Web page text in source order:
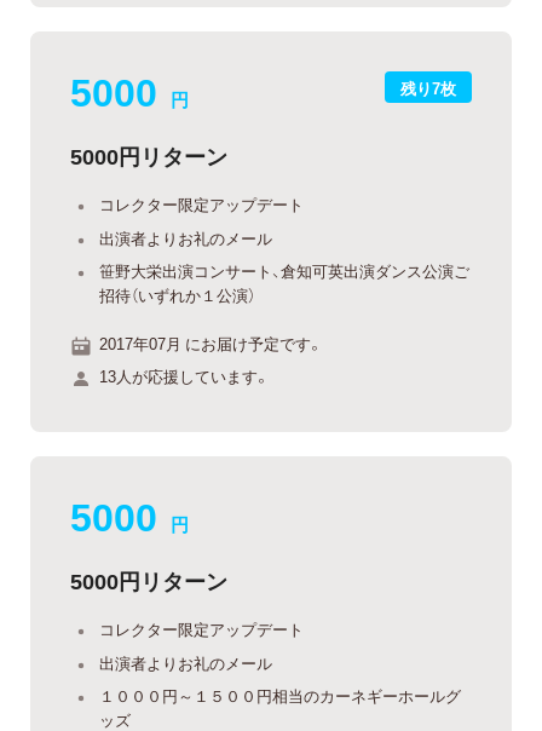
残り7枚
5000 円
5000円リターン
コレクター限定アップデート
出演者よりお礼のメール
笹野大栄出演コンサート、倉知可英出演ダンス公演ご
招待（いずれか１公演）
2017年07月 にお届け予定です。
13人が応援しています。
5000 円
5000円リターン
コレクター限定アップデート
出演者よりお礼のメール
１０００円～１５００円相当のカーネギーホールグ
ッズ